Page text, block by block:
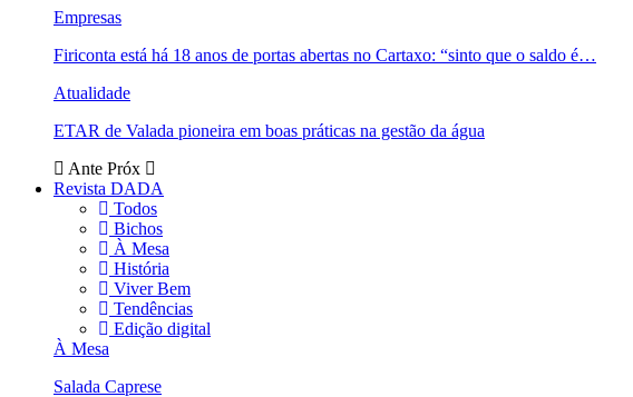
Empresas
Firiconta está há 18 anos de portas abertas no Cartaxo: “sinto que o saldo é…
Atualidade
ETAR de Valada pioneira em boas práticas na gestão da água
Ante Próx
Revista DADA
Todos
Bichos
À Mesa
História
Viver Bem
Tendências
Edição digital
À Mesa
Salada Caprese